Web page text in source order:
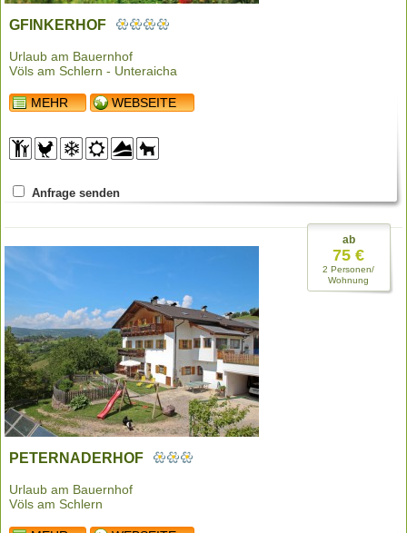
GFINKERHOF
Urlaub am Bauernhof
Völs am Schlern - Unteraicha
MEHR WEBSEITE
Anfrage senden
PETERNADERHOF
Urlaub am Bauernhof
Völs am Schlern
ab
75 €
2 Personen/
Wohnung